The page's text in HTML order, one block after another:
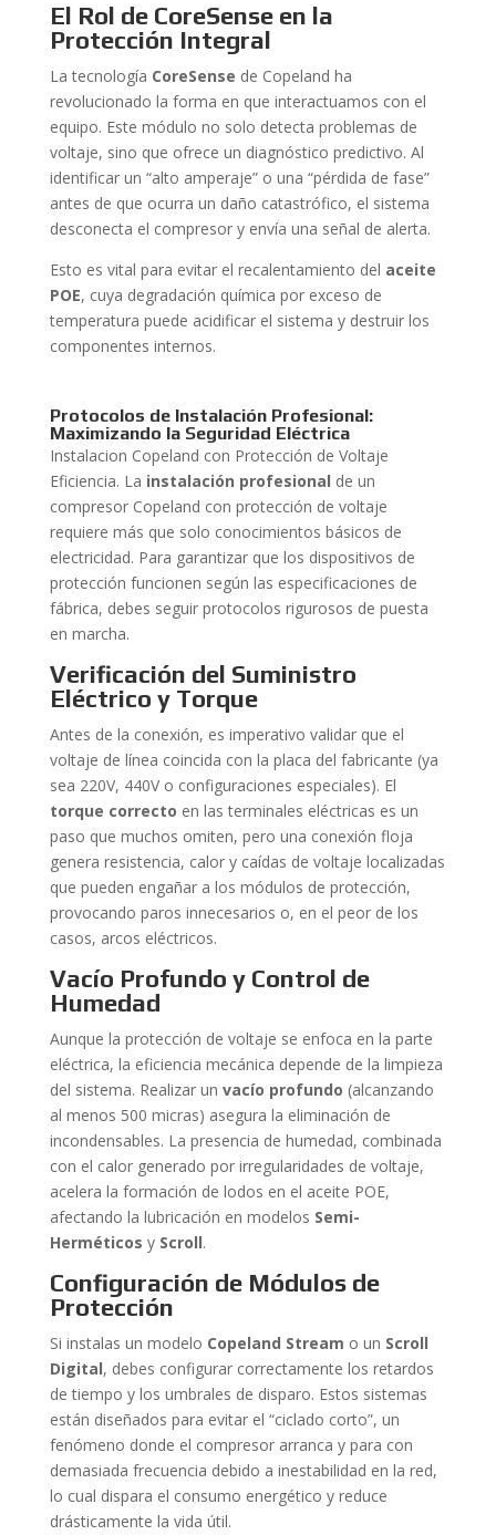
El Rol de CoreSense en la
Protección Integral
La tecnología CoreSense de Copeland ha
revolucionado la forma en que interactuamos con el
equipo. Este módulo no solo detecta problemas de
voltaje, sino que ofrece un diagnóstico predictivo. Al
identificar un “alto amperaje” o una “pérdida de fase”
antes de que ocurra un daño catastrófico, el sistema
desconecta el compresor y envía una señal de alerta.
Esto es vital para evitar el recalentamiento del aceite
POE, cuya degradación química por exceso de
temperatura puede acidificar el sistema y destruir los
componentes internos.
Protocolos de Instalación Profesional:
Maximizando la Seguridad Eléctrica
Instalacion Copeland con Protección de Voltaje
Eficiencia. La instalación profesional de un
compresor Copeland con protección de voltaje
requiere más que solo conocimientos básicos de
electricidad. Para garantizar que los dispositivos de
protección funcionen según las especificaciones de
fábrica, debes seguir protocolos rigurosos de puesta
en marcha.
Verificación del Suministro
Eléctrico y Torque
Antes de la conexión, es imperativo validar que el
voltaje de línea coincida con la placa del fabricante (ya
sea 220V, 440V o configuraciones especiales). El
torque correcto en las terminales eléctricas es un
paso que muchos omiten, pero una conexión floja
genera resistencia, calor y caídas de voltaje localizadas
que pueden engañar a los módulos de protección,
provocando paros innecesarios o, en el peor de los
casos, arcos eléctricos.
Vacío Profundo y Control de
Humedad
Aunque la protección de voltaje se enfoca en la parte
eléctrica, la eficiencia mecánica depende de la limpieza
del sistema. Realizar un vacío profundo (alcanzando
al menos 500 micras) asegura la eliminación de
incondensables. La presencia de humedad, combinada
con el calor generado por irregularidades de voltaje,
acelera la formación de lodos en el aceite POE,
afectando la lubricación en modelos Semi-
Herméticos y Scroll.
Configuración de Módulos de
Protección
Si instalas un modelo Copeland Stream o un Scroll
Digital, debes configurar correctamente los retardos
de tiempo y los umbrales de disparo. Estos sistemas
están diseñados para evitar el “ciclado corto”, un
fenómeno donde el compresor arranca y para con
demasiada frecuencia debido a inestabilidad en la red,
lo cual dispara el consumo energético y reduce
drásticamente la vida útil.